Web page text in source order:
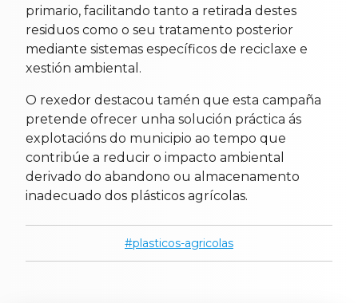
primario, facilitando tanto a retirada destes
residuos como o seu tratamento posterior
mediante sistemas específicos de reciclaxe e
xestión ambiental.
O rexedor destacou tamén que esta campaña
pretende ofrecer unha solución práctica ás
explotacións do municipio ao tempo que
contribúe a reducir o impacto ambiental
derivado do abandono ou almacenamento
inadecuado dos plásticos agrícolas.
plasticos-agricolas